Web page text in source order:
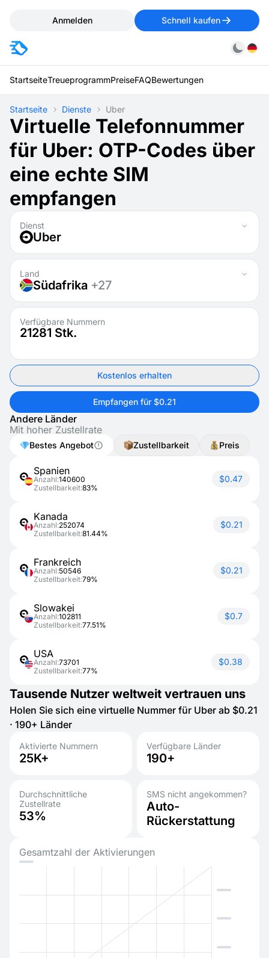
Anmelden Schnell kaufen
StartseiteTreueprogrammPreiseFAQBewertungen
Startseite Dienste Uber
Virtuelle Telefonnummer
für Uber: OTP-Codes über
eine echte SIM
empfangen
Dienst
Uber
Land
Südafrika +27
Verfügbare Nummern
21281 Stk.
Kostenlos erhalten
Empfangen für $0.21
Andere Länder
Mit hoher Zustellrate
Bestes Angebot Zustellbarkeit Preis
Spanien
Anzahl:140600
Zustellbarkeit:83%
$0.47
Kanada
Anzahl:252074
Zustellbarkeit:81.44%
$0.21
Frankreich
Anzahl:50546
Zustellbarkeit:79%
$0.21
Slowakei
Anzahl:102811
Zustellbarkeit:77.51%
$0.7
USA
Anzahl:73701
Zustellbarkeit:77%
$0.38
Tausende Nutzer weltweit vertrauen uns
Holen Sie sich eine virtuelle Nummer für Uber ab $0.21
· 190+ Länder
Aktivierte Nummern
25K+
Verfügbare Länder
190+
Durchschnittliche
Zustellrate
53%
SMS nicht angekommen?
Auto-
Rückerstattung
Gesamtzahl der Aktivierungen